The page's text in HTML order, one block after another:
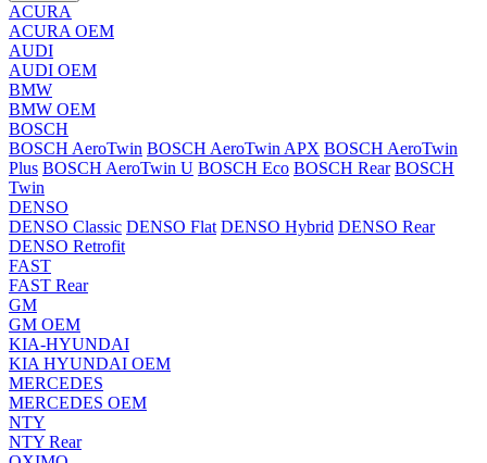
ACURA
ACURA OEM
AUDI
AUDI OEM
BMW
BMW OEM
BOSCH
BOSCH AeroTwin BOSCH AeroTwin APX BOSCH AeroTwin
Plus BOSCH AeroTwin U BOSCH Eco BOSCH Rear BOSCH
Twin
DENSO
DENSO Classic DENSO Flat DENSO Hybrid DENSO Rear
DENSO Retrofit
FAST
FAST Rear
GM
GM OEM
KIA-HYUNDAI
KIA HYUNDAI OEM
MERCEDES
MERCEDES OEM
NTY
NTY Rear